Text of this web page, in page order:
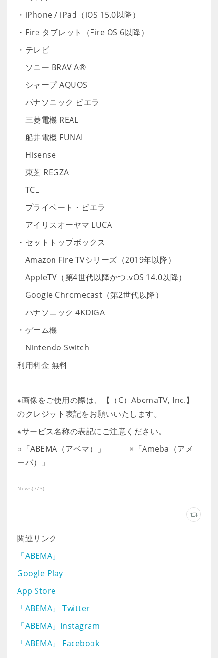
・iPhone / iPad（iOS 15.0以降）
・Fire タブレット（Fire OS 6以降）
・テレビ
ソニー BRAVIA®
シャープ AQUOS
パナソニック ビエラ
三菱電機 REAL
船井電機 FUNAI
Hisense
東芝 REGZA
TCL
プライベート・ビエラ
アイリスオーヤマ LUCA
・セットトップボックス
Amazon Fire TVシリーズ（2019年以降）
AppleTV（第4世代以降かつtvOS 14.0以降）
Google Chromecast（第2世代以降）
パナソニック 4KDIGA
・ゲーム機
Nintendo Switch
利用料金 無料
※画像をご使用の際は、【（C）AbemaTV, Inc.】
のクレジット表記をお願いいたします。
※サービス名称の表記にご注意ください。
○「ABEMA（アベマ）」 ×「Ameba（アメ
ーバ）」
News(773)
関連リンク
「ABEMA」
Google Play
App Store
「ABEMA」 Twitter
「ABEMA」Instagram
「ABEMA」 Facebook